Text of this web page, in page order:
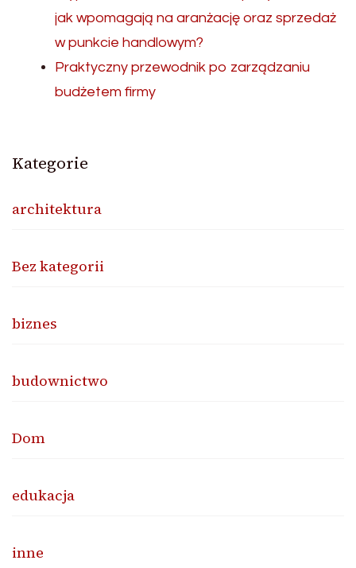
jak wpomagają na aranżację oraz sprzedaż
w punkcie handlowym?
Praktyczny przewodnik po zarządzaniu
budżetem firmy
Kategorie
architektura
Bez kategorii
biznes
budownictwo
Dom
edukacja
inne